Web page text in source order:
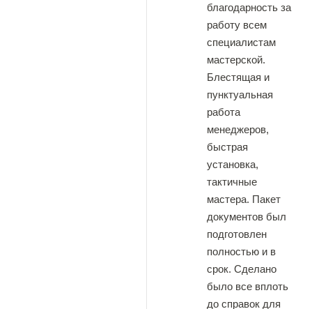
благодарность за
работу всем
специалистам
мастерской.
Блестящая и
пунктуальная
работа
менеджеров,
быстрая
установка,
тактичные
мастера. Пакет
документов был
подготовлен
полностью и в
срок. Сделано
было все вплоть
до справок для